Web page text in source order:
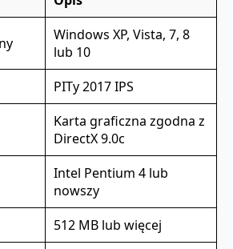
Windows XP, Vista, 7, 8
lub 10
PITy 2017 IPS
Karta graficzna zgodna z
DirectX 9.0c
Intel Pentium 4 lub
nowszy
512 MB lub więcej